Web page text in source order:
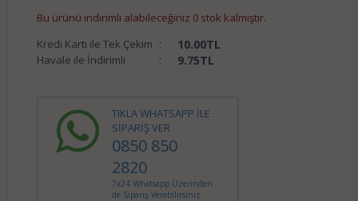
Bu ürünü indirimli alabileceğiniz 0 stok kalmıştır.
Kredi Kartı ile Tek Çekim : 10.00TL
Havale ile İndirimli : 9.75TL
TIKLA WHATSAPP İLE
SİPARİŞ VER
0850 850
2820
7x24 Whatsapp Üzerinden
de Sipariş Verebilirsiniz.